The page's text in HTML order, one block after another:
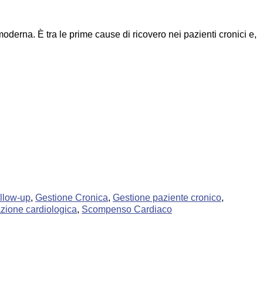
È tra le prime cause di ricovero nei pazienti cronici e,
up, Gestione Cronica, Gestione paziente cronico,
cardiologica, Scompenso Cardiaco